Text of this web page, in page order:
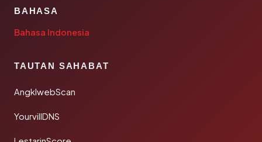
BAHASA
Bahasa Indonesia
TAUTAN SAHABAT
AngklwebScan
YourvillDNS